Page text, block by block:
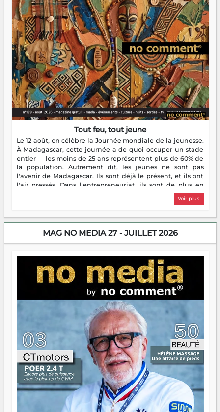
Tout feu, tout jeune
Le 12 août, on célèbre la Journée mondiale de la jeunesse.
À Madagascar, cette journée a de quoi occuper un stade
entier — les moins de 25 ans représentent plus de 60% de
la population. Autrement dit, les jeunes ne sont pas
l'avenir de Madagascar. Ils sont déjà le présent, et ils ont
l'air pressés. Dans l'entrepreneuriat, ils sont de plus en
plus nombreux à se lancer, à créer, à risquer — souvent
sans filet, souvent sans aide, mais toujours avec cette
dorment vraiment la nuit. En culture, les nouvelles sont
encore meilleures. Aina Rasamoelina vient de décrocher le
Prix RFI Instrumental Afrique. Miangaly Elia rafle le Prix
jeunes qui tiennent la torche. Alors oui, on pourrait
s'arrêter là, applaudir et rentrer chez soi satisfait. Mais ce
serait passer à côté d'une chose essentielle. La fougue, ça
brûle fort — et parfois, ça brûle vite. Une flamme sans
direction peut éclairer autant qu'elle peut consumer. C'est
là que les aînés entrent en scène — pas pour reprendre le
gouvernail, mais pour montrer où sont les récifs. Les jeunes
ont la force, les vieux ont l'expérience, comme on dit. Ce
n'est pas un combat de générations — c'est une question
d'équipage. Partagez vos réussites, mais aussi vos échecs.
Surtout vos échecs, d'ailleurs — ils enseignent mieux que
n'importe quel manuel. À Madagascar, la barque avance.
Il faut juste s'assurer que tout le monde rame dans le
même sens.
Voir plus
MAG NO MEDIA 27 - JUILLET 2026